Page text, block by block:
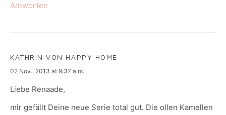
Antworten
KATHRIN VON HAPPY HOME
says:
02 Nov., 2013 at 9:37 a.m.
Liebe Renaade,
mir gefällt Deine neue Serie total gut. Die ollen Kamellen